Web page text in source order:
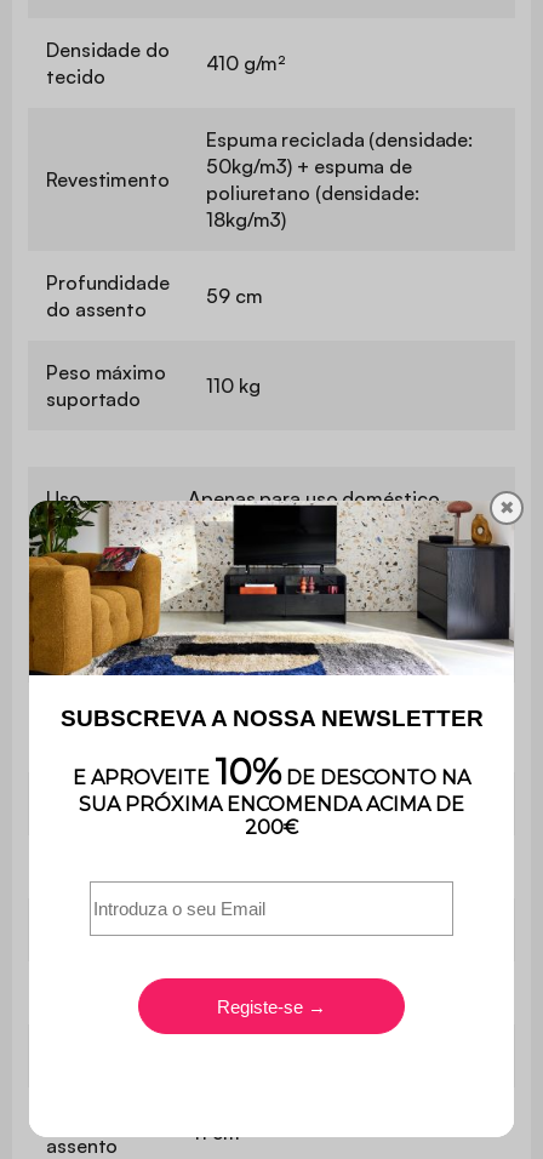
Densidade do
tecido
410 g/m²
Revestimento
Espuma reciclada (densidade:
50kg/m3) + espuma de
poliuretano (densidade:
18kg/m3)
Profundidade
do assento
59 cm
Peso máximo
suportado
110 kg
Uso Apenas para uso doméstico
Garantia 3 anos
Montagem
O produto é entregue montado,
na sua embalagem original.
Número de
1
Pivotante Sim
Poltrona An 82 x L 85 x A 75 cm
assento
41 cm
✖